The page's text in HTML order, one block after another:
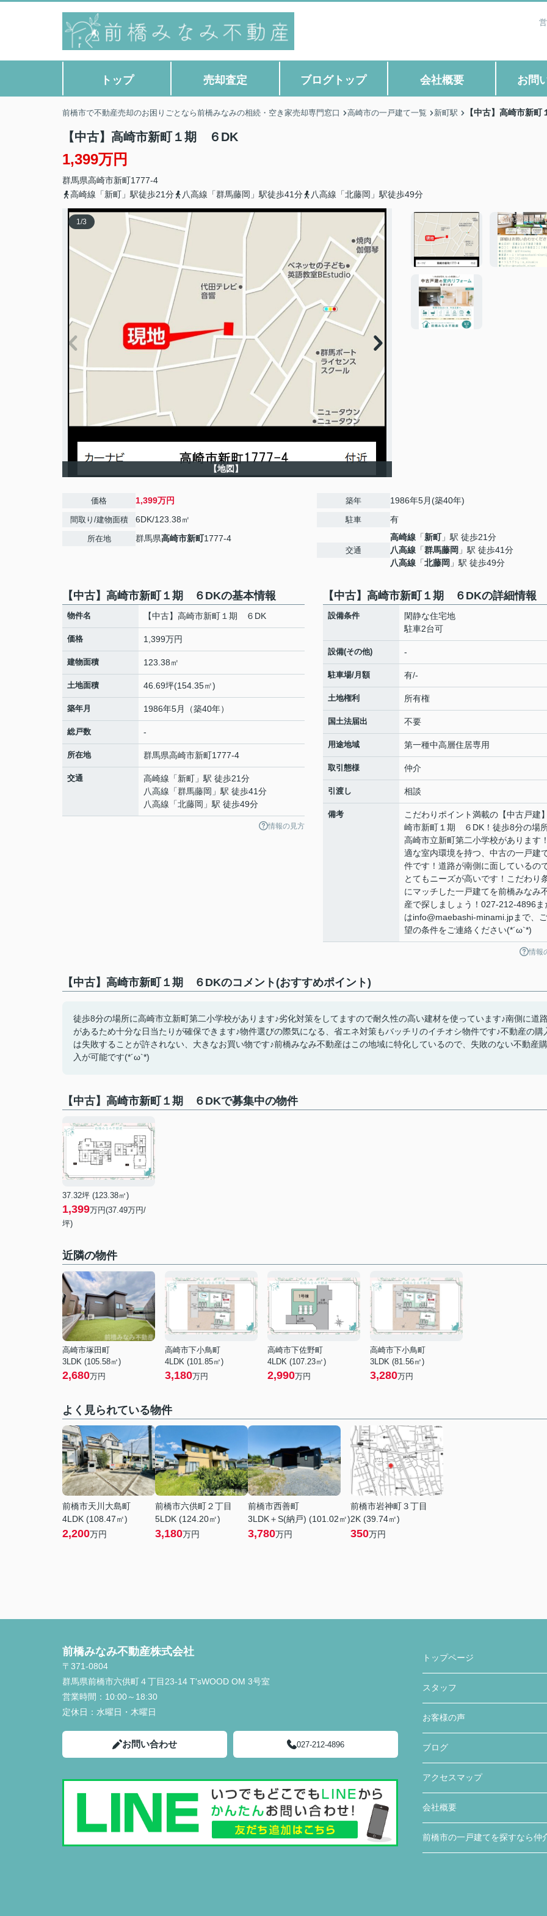
トップ 売却査定 ブログトップ 会社概要 お問
前橋市で不動産売却のお困りごとなら前橋みなみの相続・空き家売却専門窓口 高崎市の一戸建て一覧 新町駅 【中古】高崎市新
【中古】高崎市新町１期 ６DK
1,399万円
群馬県高崎市新町1777-4
高崎線「新町」駅徒歩21分
八高線「群馬藤岡」駅徒歩41分 八高線「北藤岡」駅徒歩49分
1/3
【地図】
価格 1,399万円
間取り/建物面積 6DK/123.38㎡
所在地 群馬県高崎市新町1777-4
築年 1986年5月(築40年)
駐車 有
交通
高崎線 「新町」駅 徒歩21分
八高線 「群馬藤岡 」駅 徒歩41分
八高線 「北藤岡 」駅 徒歩49分
【中古】高崎市新町１期 ６DKの基本情報
物件名 【中古】高崎市新町１期 ６DK
価格 1,399万円
建物面積 123.38㎡
土地面積 46.69坪(154.35㎡)
築年月 1986年5月（築40年）
総戸数 -
所在地 群馬県高崎市新町1777-4
交通 高崎線 「新町 」駅 徒歩21分
八高線 「群馬藤岡 」駅 徒歩41分
八高線 「北藤岡 」駅 徒歩49分
情報の見方
【中古】高崎市新町１期 ６DKの詳細情報
設備条件
閑静な住宅地
駐車2台可
設備(その他) -
駐車場/月額 有/-
土地権利 所有権
国土法届出 不要
用途地域 第一種中高層住居専用
取引態様 仲介
引渡し 相談
備考
こだわりポイント満載の【中古戸建
崎市新町１期 ６DK！徒歩8分の場
高崎市立新町第二小学校があります
適な室内環境を持つ、中古の一戸建
件です！道路が南側に面しているの
とてもニーズが高いです！こだわり
にマッチした一戸建てを前橋みなみ
産で探しましょう！027-212-4896ま
はinfo@maebashi-minami.jpまで、
望の条件をご連絡ください(*´ω`*)
情報
【中古】高崎市新町１期 ６DKのコメント(おすすめポイント)
徒歩8分の場所に高崎市立新町第二小学校があります♪劣化対策をしてますので耐久性の高い建材を使っています♪南側に道
があるため十分な日当たりが確保できます♪物件選びの際気になる、省エネ対策もバッチリのイチオシ物件です♪不動産の購
は失敗することが許されない、大きなお買い物です♪前橋みなみ不動産はこの地域に特化しているので、失敗のない不動産購
入が可能です(*´ω`*)
【中古】高崎市新町１期 ６DKで募集中の物件
37.32坪 (123.38㎡)
1,399万円(37.49万円/
坪)
近隣の物件
高崎市塚田町
3LDK (105.58㎡)
2,680万円
高崎市下小鳥町
4LDK (101.85㎡)
3,180万円
高崎市下佐野町
4LDK (107.23㎡)
2,990万円
高崎市下小鳥町
3LDK (81.56㎡)
3,280万円
よく見られている物件
前橋市天川大島町
4LDK (108.47㎡)
2,200万円
前橋市六供町２丁目
5LDK (124.20㎡)
3,180万円
前橋市西善町
3LDK＋S(納戸) (101.02㎡)
3,780万円
前橋市岩神町３丁目
2K (39.74㎡)
350万円
前橋みなみ不動産株式会社
〒371-0804
群馬県前橋市六供町４丁目23‐14 T'sWOOD OM 3号室
営業時間： 10:00～18:30
定休日： 水曜日・木曜日
お問い合わせ 027-212-4896
トップページ
スタッフ
お客様の声
ブログ
アクセスマップ
会社概要
前橋市の一戸建てを探すなら仲